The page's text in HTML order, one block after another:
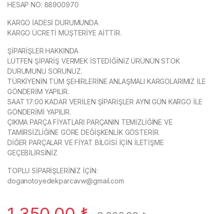
HESAP NO: 88900970
KARGO İADESİ DURUMUNDA
KARGO ÜCRETİ MÜŞTERİYE AİTTİR.
ŞİPARİŞLER HAKKINDA
LÜTFEN ŞİPARİŞ VERMEK İSTEDİĞİNİZ ÜRÜNÜN STOK
DURUMUNU SORUNUZ.
TÜRKİYENİN TÜM ŞEHİRLERİNE ANLAŞMALI KARGOLARIMIZ İLE
GÖNDERİM YAPILIR.
SAAT 17:00 KADAR VERİLEN ŞİPARİŞLER AYNI GÜN KARGO İLE
GÖNDERİMİ YAPILIR.
ÇIKMA PARÇA FİYATLARI PARÇANIN TEMİZLİĞİNE VE
TAMİRSİZLİĞİNE GÖRE DEĞİŞKENLİK GÖSTERİR.
DİĞER PARÇALAR VE FİYAT BİLGİSİ İÇİN İLETİŞME
GEÇEBİLİRSİNİZ
TOPLU SİPARİŞLERİNİZ İÇİN:
doganotoyedekparcavw@gmail.com